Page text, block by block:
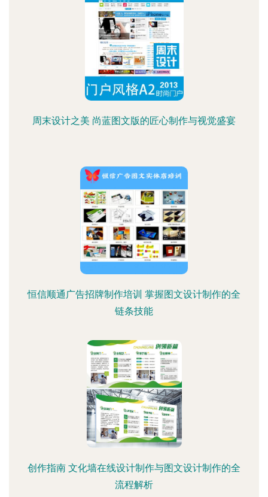
周末设计之美 尚蓝图文版的匠心制作与视觉盛宴
恒信顺通广告招牌制作培训 掌握图文设计制作的全
链条技能
创作指南 文化墙在线设计制作与图文设计制作的全
流程解析